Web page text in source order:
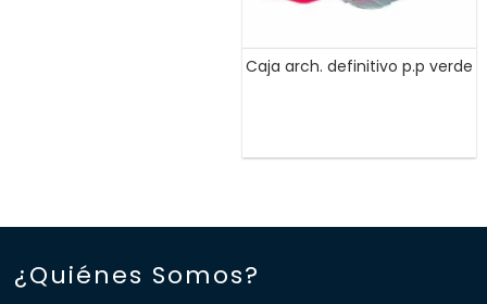
Caja arch. definitivo p.p verde
¿Quiénes Somos?